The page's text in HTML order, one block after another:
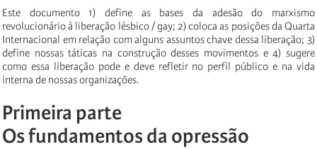
Este documento 1) define as bases da adesão do marxismo
revolucionário à liberação lésbico / gay; 2) coloca as posições da Quarta
Internacional em relação com alguns assuntos chave dessa liberação; 3)
define nossas táticas na construção desses movimentos e 4) sugere
como essa liberação pode e deve refletir no perfil público e na vida
interna de nossas organizações.
Primeira parte
Os fundamentos da opressão